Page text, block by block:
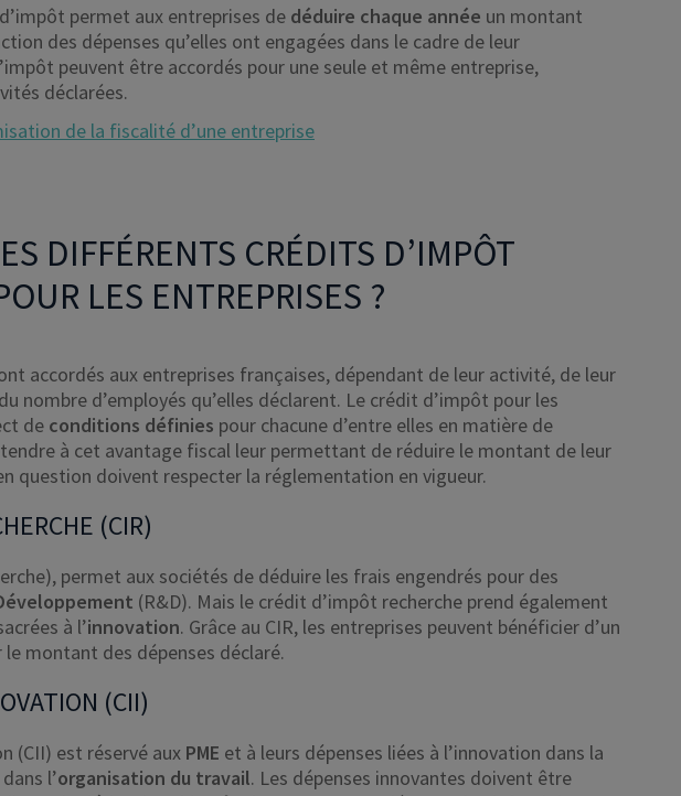
permet aux entreprises de déduire chaque année un montant
des dépenses qu’elles ont engagées dans le cadre de leur
peuvent être accordés pour une seule et même entreprise,
déclarées.
de la fiscalité d’une entreprise
DIFFÉRENTS CRÉDITS D’IMPÔT
LES ENTREPRISES ?
accordés aux entreprises françaises, dépendant de leur activité, de leur
nombre d’employés qu’elles déclarent. Le crédit d’impôt pour les
de conditions définies pour chacune d’entre elles en matière de
à cet avantage fiscal leur permettant de réduire le montant de leur
question doivent respecter la réglementation en vigueur.
(CIR)
permet aux sociétés de déduire les frais engendrés pour des
(R&D). Mais le crédit d’impôt recherche prend également
à l’innovation. Grâce au CIR, les entreprises peuvent bénéficier d’un
le montant des dépenses déclaré.
(CII)
(CII) est réservé aux PME et à leurs dépenses liées à l’innovation dans la
l’organisation du travail. Les dépenses innovantes doivent être